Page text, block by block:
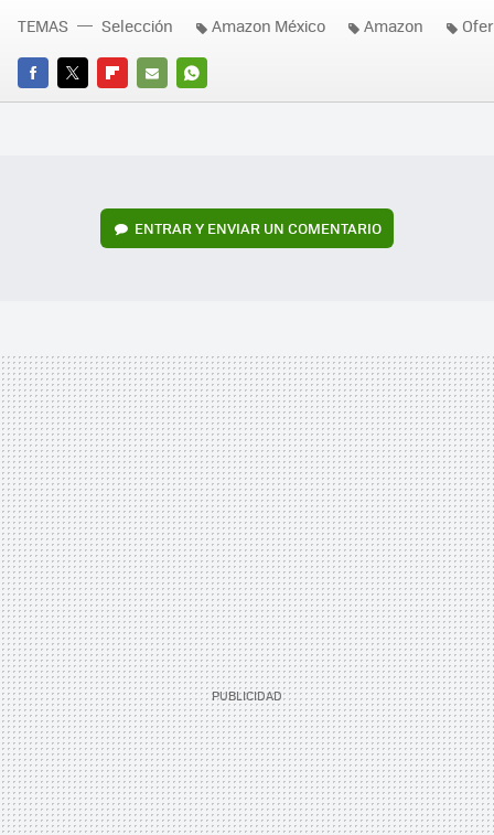
FACEBOOK
TWITTERFLIPBOARD
E-
WHATSAPP
TEMAS Selección Amazon México Amazon
ENTRAR Y ENVIAR UN COMENTARIO